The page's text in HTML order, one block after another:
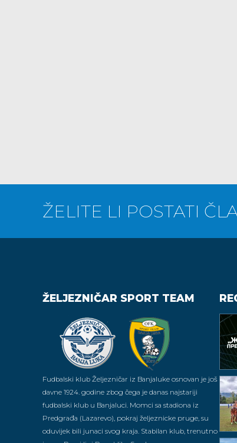
ŽELITE LI POSTATI
ŽELJEZNIČAR SPORT TEAM
Fudbalski klub Željezničar iz Banjaluke osnovan je još
davne 1924. godine zbog čega je danas najstariji
fudbalski klub u Banjaluci. Momci sa stadiona iz
Predgrađa (Lazarevo), pokraj željeznicke pruge, su
oduvijek bili junaci svog kraja. Stabilan klub, trenutno